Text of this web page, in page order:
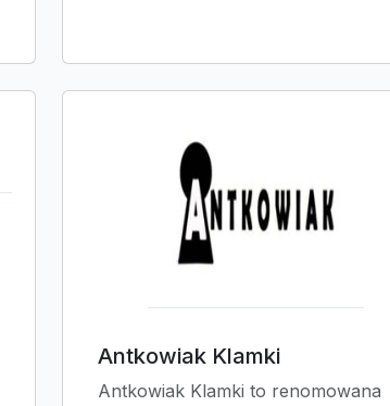
Antkowiak Klamki
Antkowiak Klamki to renomowana